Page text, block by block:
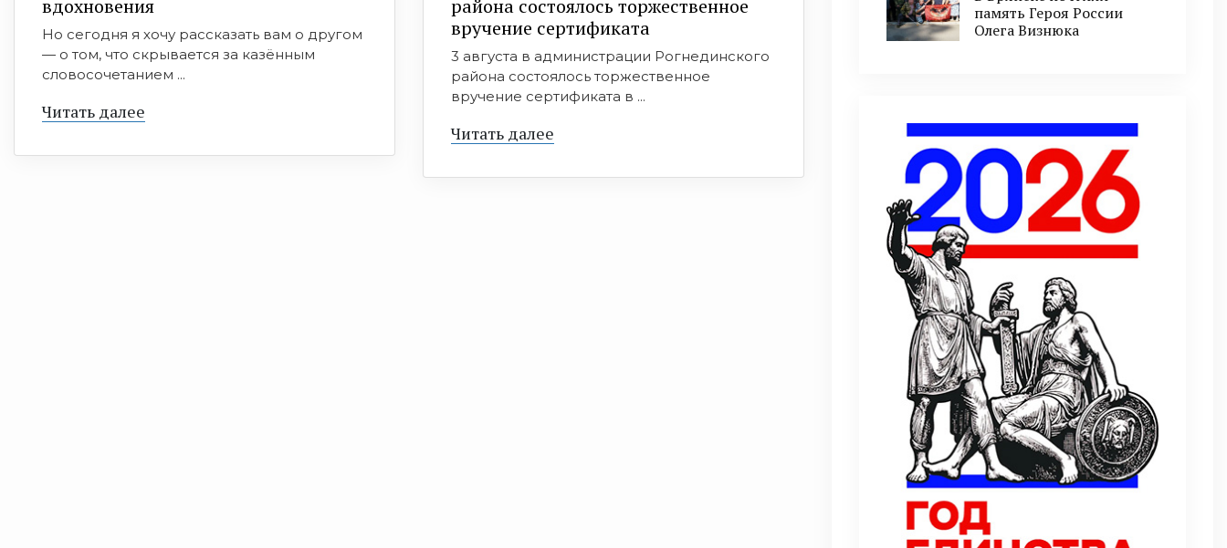
вдохновения
Но сегодня я хочу рассказать вам о другом
— о том, что скрывается за казённым
словосочетанием ...
Читать далее
района состоялось торжественное
вручение сертификата
3 августа в администрации Рогнединского
района состоялось торжественное
вручение сертификата в ...
Читать далее
память Героя России
Олега Визнюка